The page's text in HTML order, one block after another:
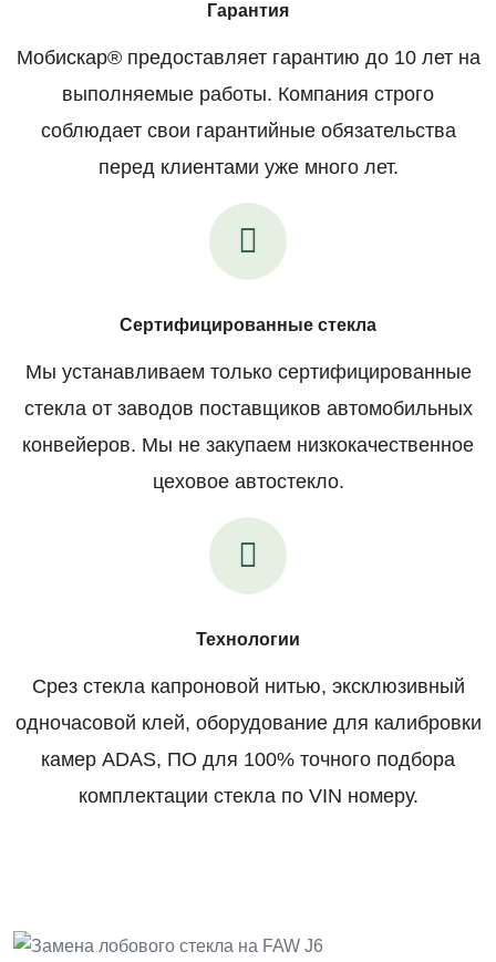
Гарантия
Мобискар® предоставляет гарантию до 10 лет на
выполняемые работы. Компания строго
соблюдает свои гарантийные обязательства
перед клиентами уже много лет.
Сертифицированные стекла
Мы устанавливаем только сертифицированные
стекла от заводов поставщиков автомобильных
конвейеров. Мы не закупаем низкокачественное
цеховое автостекло.
Технологии
Срез стекла капроновой нитью, эксклюзивный
одночасовой клей, оборудование для калибровки
камер ADAS, ПО для 100% точного подбора
комплектации стекла по VIN номеру.